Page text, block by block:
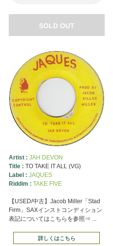
SOLD OUT
Artist : JAH DEVON
Title : TO TAKE IT ALL (VG)
Label : JAQUES
Riddim : TAKE FIVE
【USED/中古】Jacob Miller「Stad
Firm」SAXインストコンディション
表記についてはこちらを参照⇒ ...
詳しくはこちら